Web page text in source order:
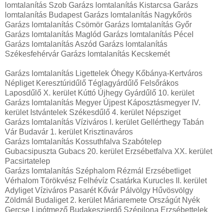
lomtalanítás Szob Garázs lomtalanítás Kistarcsa Garázs
lomtalanítás Budapest Garázs lomtalanítás Nagykőrös
Garázs lomtalanítás Csömör Garázs lomtalanítás Győr
Garázs lomtalanítás Maglód Garázs lomtalanítás Pécel
Garázs lomtalanítás Aszód Garázs lomtalanítás
Székesfehérvár Garázs lomtalanítás Kecskemét
Garázs lomtalanítás Ligettelek Óhegy Kőbánya-Kertváros
Népliget Keresztúridűlő Téglagyárdűlő Felsőrákos
Laposdűlő X. kerület Kúttó Újhegy Gyárdűlő 10. kerület
Garázs lomtalanítás Megyer Újpest Káposztásmegyer IV.
kerület Istvántelek Székesdűlő 4. kerület Népsziget
Garázs lomtalanítás Víziváros I. kerület Gellérthegy Tabán
Vár Budavár 1. kerület Krisztinaváros
Garázs lomtalanítás Kossuthfalva Szabótelep
Gubacsipuszta Gubacs 20. kerület Erzsébetfalva XX. kerület
Pacsirtatelep
Garázs lomtalanítás Széphalom Rézmál Erzsébetliget
Vérhalom Törökvész Felhévíz Csatárka Kurucles II. kerület
Adyliget Víziváros Pasarét Kővár Pálvölgy Hűvösvölgy
Zöldmál Budaliget 2. kerület Máriaremete Országút Nyék
Gercse Lipótmező Budakeszierdő Szépilona Erzsébettelek